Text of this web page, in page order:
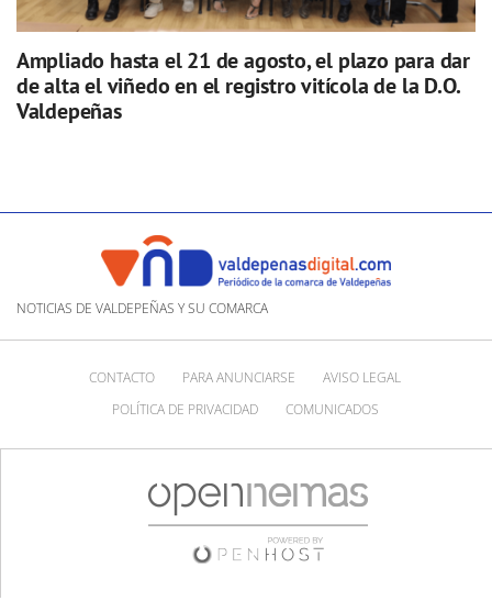
Ampliado hasta el 21 de agosto, el plazo para dar
de alta el viñedo en el registro vitícola de la D.O.
Valdepeñas
NOTICIAS DE VALDEPEÑAS Y SU COMARCA
CONTACTO PARA ANUNCIARSE
AVISO LEGAL
POLÍTICA DE PRIVACIDAD
COMUNICADOS